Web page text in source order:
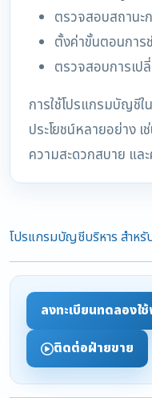
ตรวจสอบสถานะก
ตั้งค่าขั้นตอนการช
ตรวจสอบการเป
การใช้โปรแกรมบัญชีใ
ประโยชน์หลายอย่าง
ความสะดวกสบาย แล
โปรแกรมบัญชีบริหาร สำห
ลงทะเบียนทดลองใ
ติดต่อฝ่ายขาย